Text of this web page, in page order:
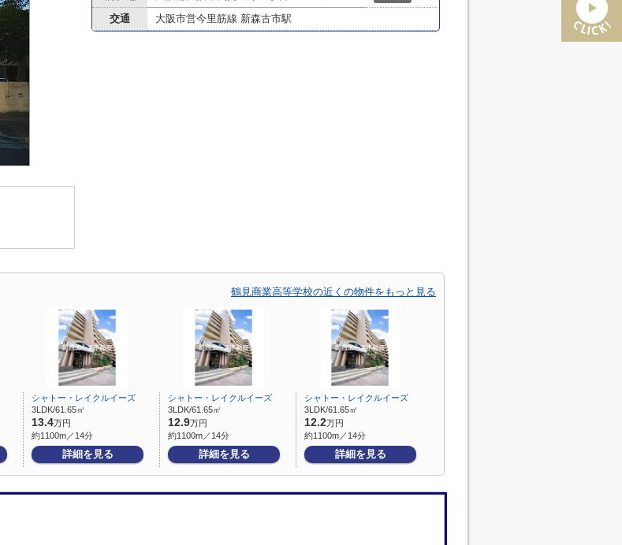
交通 大阪市営今里筋線 新森古市駅
鶴見商業高等学校の近くの物件をもっと見る
シャトー・レイクルイーズ
3LDK/61.65㎡
13.4万円
約1100m／14分
詳細を見る
シャトー・レイクルイーズ
3LDK/61.65㎡
12.9万円
約1100m／14分
詳細を見る
シャトー・レイクルイーズ
3LDK/61.65㎡
12.2万円
約1100m／14分
詳細を見る